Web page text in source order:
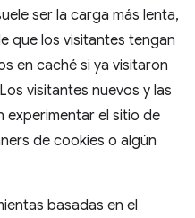
ser la carga más lenta,
que los visitantes tengan
en caché si ya visitaron
visitantes nuevos y las
experimentar el sitio de
de cookies o algún
basadas en el